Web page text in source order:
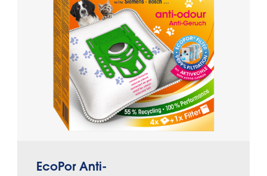
EcoPor Anti-